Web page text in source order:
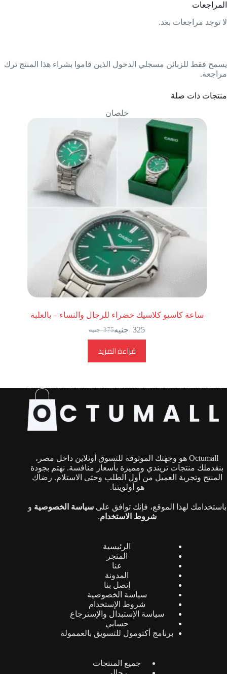
المراجعات
لا توجد مراجعات بعد.
يسمح فقط للزبائن مسجلي الدخول الذين قاموا بشراء هذا المنتج ترك
مراجعة.
منتجات ذات صلة
خلصان
ساعة كاسيو كلاسيك خضراء للرجال والنساء – بالعلبة
375 جنيه 325 جنيه
قراءة المزيد
Octumall هو وجهتك الموثوقة للتسوق أونلاين داخل مصر،
بنقدملك منتجات تريندي ومميزة بأسعار منافسة. نهتم بجودة
المنتج وتجربة العميل من أول الطلب وحتى الاستلام. رضاك
هو أولويتنا.
باستخدامك لهذا الموقع، فإنك توافق علىسياسة الخصوصية و
شروط الاستخدام.
الرئيسية
المتجر
عنا
المدونة
إتصل بنا
سياسة الخصوصية
شروط الإستخدام
سياسة الإستبدال والإسترجاع
حسابي
برنامج أكتومول للتسويق بالعممولة
جميع المنتجات